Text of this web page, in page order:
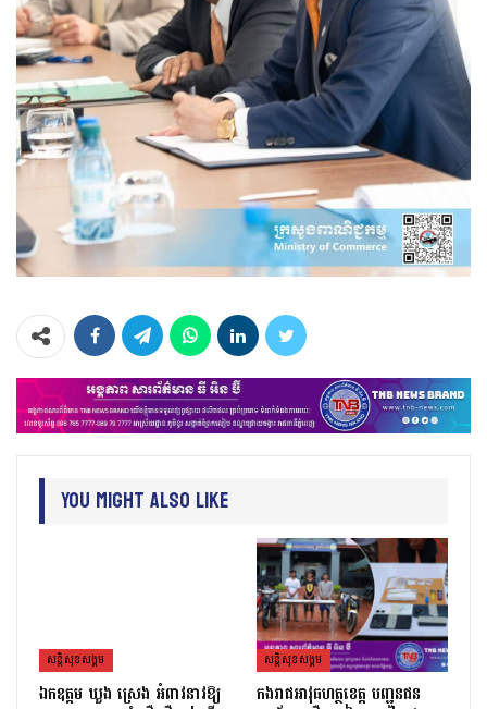
You Might Also Like
សន្តិសុខសង្គម
ឯកឧត្ដម ឃួង ស្រេង អំពាវនាវឱ្យ
សន្តិសុខសង្គម
កងរាជឣាវុធហត្ថខេត្ត បញ្ជូនជន